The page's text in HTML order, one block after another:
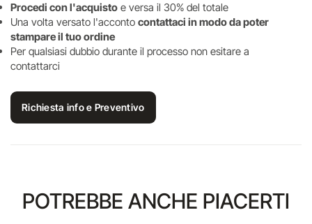
Procedi con l'acquisto e versa il 30% del totale
Una volta versato l'acconto contattaci in modo da poter
stampare il tuo ordine
Per qualsiasi dubbio durante il processo non esitare a
contattarci
Richiesta info e Preventivo
POTREBBE ANCHE PIACERTI